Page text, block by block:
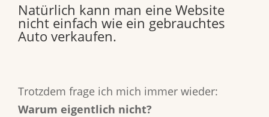
Natürlich kann man eine Website
nicht einfach wie ein gebrauchtes
Auto verkaufen.
Trotzdem frage ich mich immer wieder:
Warum eigentlich nicht?